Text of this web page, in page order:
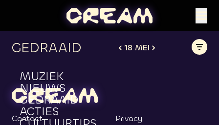
MUZIEK
NIEUWS
GEDRAAID
ACTIES
GEDRAAID 18 MEI
Contact
Privacy